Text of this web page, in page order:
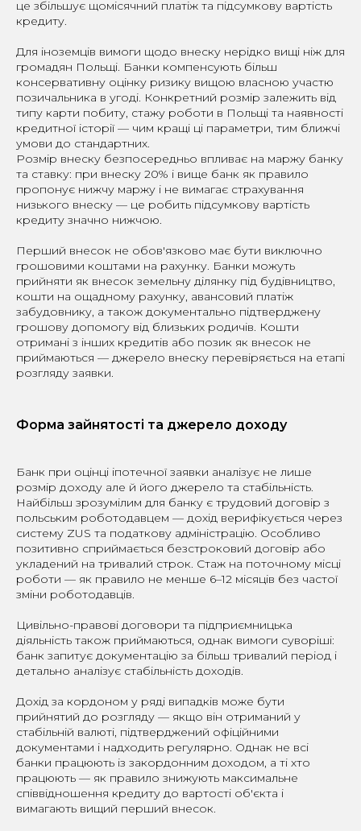
це збільшує щомісячний платіж та підсумкову вартість
кредиту.
Для іноземців вимоги щодо внеску нерідко вищі ніж для
громадян Польщі. Банки компенсують більш
консервативну оцінку ризику вищою власною участю
позичальника в угоді. Конкретний розмір залежить від
типу карти побиту, стажу роботи в Польщі та наявності
кредитної історії — чим кращі ці параметри, тим ближчі
умови до стандартних.
Розмір внеску безпосередньо впливає на маржу банку
та ставку: при внеску 20% і вище банк як правило
пропонує нижчу маржу і не вимагає страхування
низького внеску — це робить підсумкову вартість
кредиту значно нижчою.
Перший внесок не обов'язково має бути виключно
грошовими коштами на рахунку. Банки можуть
прийняти як внесок земельну ділянку під будівництво,
кошти на ощадному рахунку, авансовий платіж
забудовнику, а також документально підтверджену
грошову допомогу від близьких родичів. Кошти
отримані з інших кредитів або позик як внесок не
приймаються — джерело внеску перевіряється на етапі
розгляду заявки.
Форма зайнятості та джерело доходу
Банк при оцінці іпотечної заявки аналізує не лише
розмір доходу але й його джерело та стабільність.
Найбільш зрозумілим для банку є трудовий договір з
польським роботодавцем — дохід верифікується через
систему ZUS та податкову адміністрацію. Особливо
позитивно сприймається безстроковий договір або
укладений на тривалий строк. Стаж на поточному місці
роботи — як правило не менше 6–12 місяців без частої
зміни роботодавців.
Цивільно-правові договори та підприємницька
діяльність також приймаються, однак вимоги суворіші:
банк запитує документацію за більш тривалий період і
детально аналізує стабільність доходів.
Дохід за кордоном у ряді випадків може бути
прийнятий до розгляду — якщо він отриманий у
стабільній валюті, підтверджений офіційними
документами і надходить регулярно. Однак не всі
банки працюють із закордонним доходом, а ті хто
працюють — як правило знижують максимальне
співвідношення кредиту до вартості об'єкта і
вимагають вищий перший внесок.